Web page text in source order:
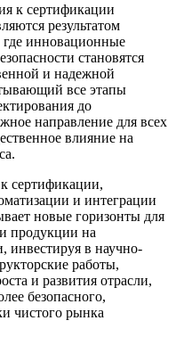
к сертификации
результатом
инновационные
становятся
и надежной
все этапы
до
направление для всех
влияние на
сертификации,
и интеграции
новые горизонты для
продукции на
инвестируя в научно-
работы,
и развития отрасли,
безопасного,
чистого рынка